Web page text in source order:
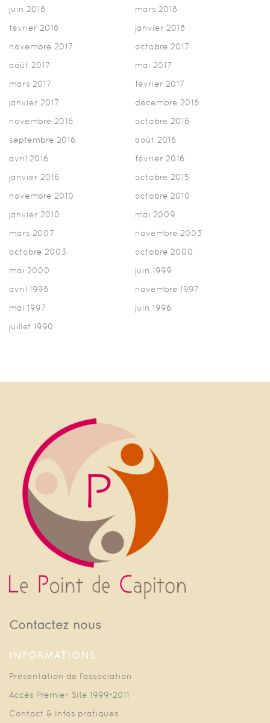
juin 2018
mars 2018
février 2018
janvier 2018
novembre 2017
octobre 2017
août 2017
mai 2017
mars 2017
février 2017
janvier 2017
décembre 2016
novembre 2016
octobre 2016
septembre 2016
août 2016
avril 2016
février 2016
janvier 2016
octobre 2015
novembre 2010
octobre 2010
janvier 2010
mai 2009
mars 2007
novembre 2003
octobre 2003
octobre 2000
mai 2000
juin 1999
avril 1998
novembre 1997
mai 1997
juin 1996
juillet 1990
Contactez nous
INFORMATIONS
Présentation de l’association
Accès Premier Site 1999-2011
Contact & Infos pratiques